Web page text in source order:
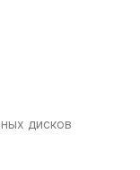
дисков